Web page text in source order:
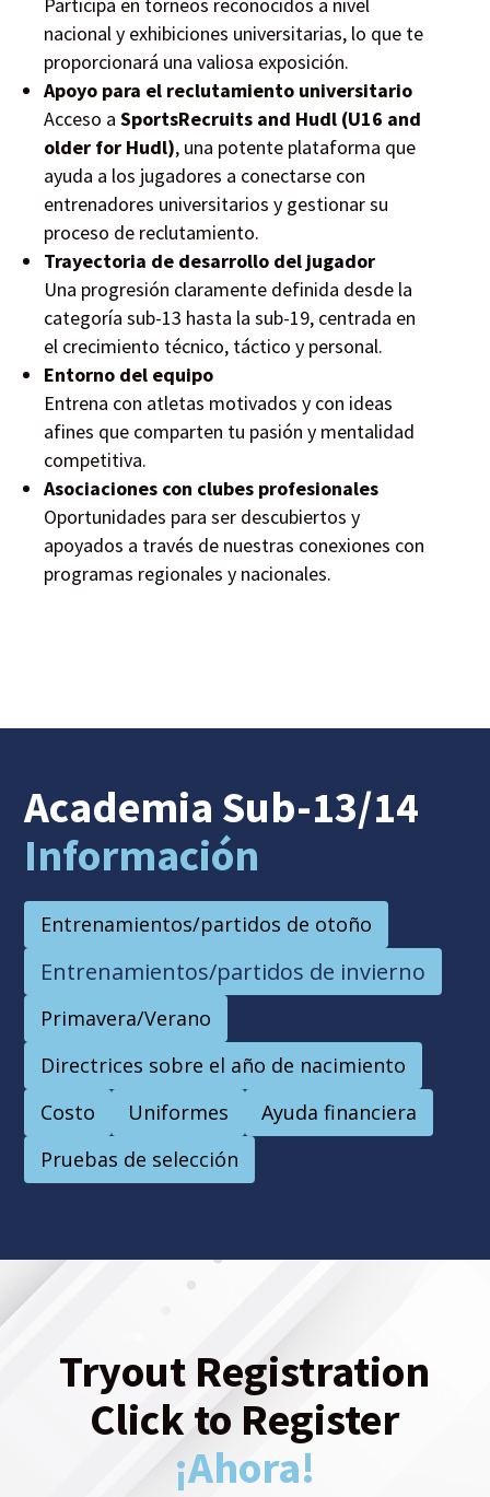
nacional y exhibiciones universitarias, lo que te
proporcionará una valiosa exposición.
Apoyo para el reclutamiento universitario
Acceso a SportsRecruits and Hudl (U16 and
older for Hudl), una potente plataforma que
ayuda a los jugadores a conectarse con
entrenadores universitarios y gestionar su
proceso de reclutamiento.
Trayectoria de desarrollo del jugador
Una progresión claramente definida desde la
categoría sub-13 hasta la sub-19, centrada en
el crecimiento técnico, táctico y personal.
Entorno del equipo
Entrena con atletas motivados y con ideas
afines que comparten tu pasión y mentalidad
competitiva.
Asociaciones con clubes profesionales
Oportunidades para ser descubiertos y
apoyados a través de nuestras conexiones con
programas regionales y nacionales.
Academia Sub-13/14
Información
Entrenamientos/partidos de otoño
Entrenamientos/partidos de invierno
Primavera/Verano
Directrices sobre el año de nacimiento
Costo
Uniformes
Ayuda financiera
Pruebas de selección
Tryout Registration
Click to Register
¡Ahora!